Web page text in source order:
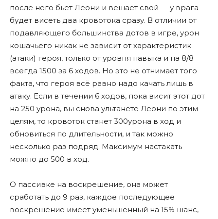
после него бьет Леони и вешает свой — у врага
будет висеть два кровотока сразу. В отличии от
подавляющего большинства дотов в игре, урон
кошачьего никак не зависит от характеристик
(атаки) героя, только от уровня навыка и на 8/8
всегда 1500 за 6 ходов. Но это не отнимает того
факта, что героя всë равно надо качать лишь в
атаку. Если в течении 6 ходов, пока висит этот дот
на 250 урона, вы снова ультанете Леони по этим
целям, то кровоток станет 300урона в ход и
обновиться по длительности, и так можно
несколько раз подряд. Максимум настакать
можно до 500 в ход.
О пассивке на воскрешение, она может
сработать до 9 раз, каждое последующее
воскрешение имеет уменьшенный на 15% шанс,